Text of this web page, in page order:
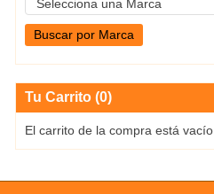
Tu Carrito (0)
El carrito de la compra está vacío